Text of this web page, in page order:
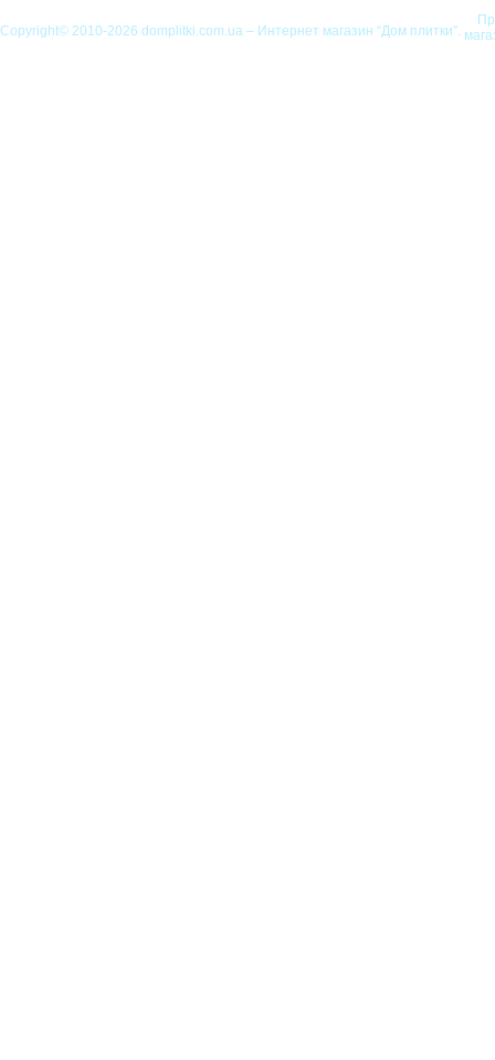
Copyright© 2010-2026 domplitki.com.ua – Интернет магазин “Дом плитки”.